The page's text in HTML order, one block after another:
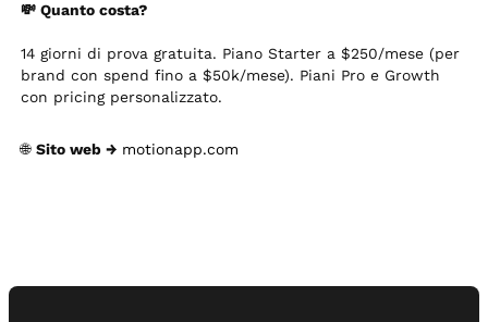
💸 Quanto costa?
14 giorni di prova gratuita. Piano Starter a $250/mese (per
brand con spend fino a $50k/mese). Piani Pro e Growth
con pricing personalizzato.
🌐 Sito web → motionapp.com